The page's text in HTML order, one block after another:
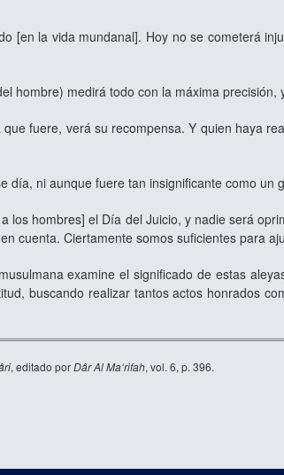
[en la vida mundanal]. Hoy no se cometerá
hombre) medirá todo con la máxima
fuere, verá su recompensa. Y quien haya
día, ni aunque fuere tan insignificante como un
los hombres] el Día del Juicio, y nadie será
cuenta. Ciertamente somos suficientes para
examine el significado de estas
buscando realizar tantos actos honrados
, editado porDâr Al Ma‘rifah, vol. 6, p. 396.